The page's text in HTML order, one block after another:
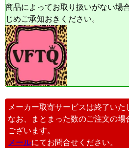
商品によってお取り扱いがない場
じめご承知おきください。
メーカー取寄サービスは終了いた
なお、まとまった数のご注文の場
ございます。
メールにてお問合せください。